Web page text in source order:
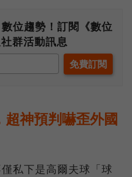
位趨勢！訂閱《數位
群活動訊息
神預判嚇歪外國
私下是高爾夫球「球